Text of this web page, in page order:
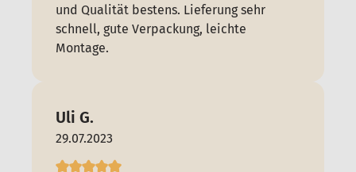
und Qualität bestens. Lieferung sehr
schnell, gute Verpackung, leichte
Montage.
Uli G.
29.07.2023